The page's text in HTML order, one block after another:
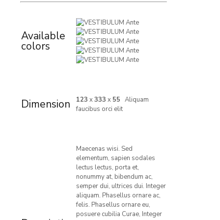
Available
colors
Dimension 123 x333 x 55 Aliquam
faucibus orci elit
Maecenas wisi. Sed
elementum, sapien sodales
lectus lectus, porta et,
nonummy at, bibendum ac,
semper dui, ultrices dui. Integer
aliquam. Phasellus ornare ac,
felis. Phasellus ornare eu,
posuere cubilia Curae, Integer